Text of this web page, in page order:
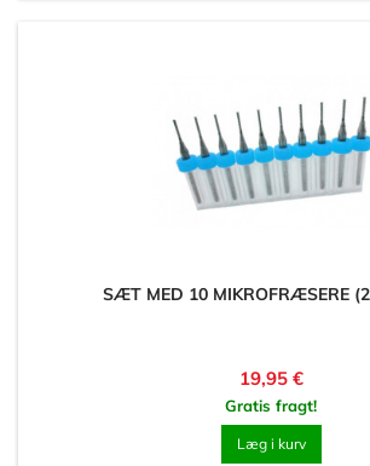
SÆT MED 10 MIKROFRÆSERE
Pris
19,95 €
Gratis fragt!
Læg i kurv